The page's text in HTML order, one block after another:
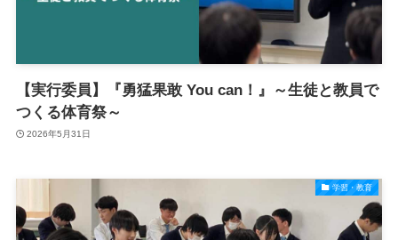
【実行委員】『勇猛果敢 You can！』～生徒と教員で
つくる体育祭～
2026年5月31日
学習・教育